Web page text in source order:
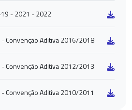
19 - 2021 - 2022
- Convenção Aditiva 2016/2018
- Convenção Aditiva 2012/2013
- Convenção Aditiva 2010/2011